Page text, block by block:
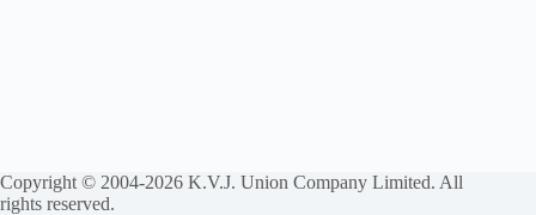
Copyright © 2004-2026 K.V.J. Union Company Limited. All
rights reserved.